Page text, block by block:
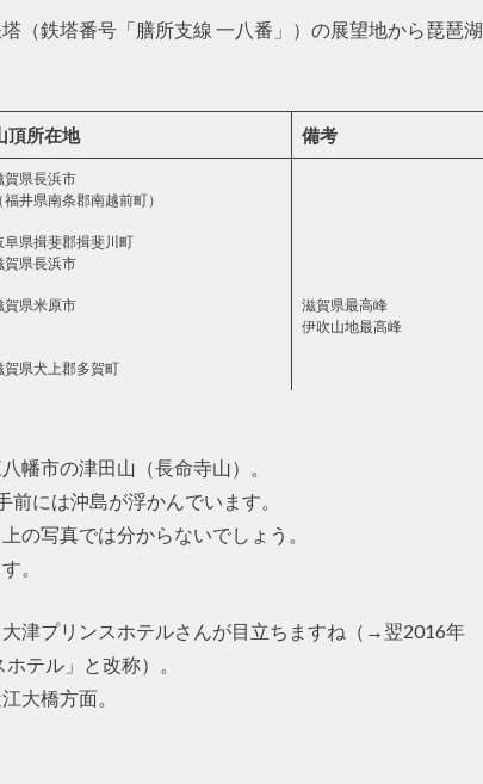
（鉄塔番号「膳所支線 一八番」）の展望地から琵琶湖
頂所在地 備考
賀県長浜市
（福井県南条郡南越前町）
阜県揖斐郡揖斐川町
賀県長浜市
賀県米原市
滋賀県最高峰
伊吹山地最高峰
賀県犬上郡多賀町
幡市の津田山（長命寺山）。
には沖島が浮かんでいます。
の写真では分からないでしょう。
。
津プリンスホテルさんが目立ちますね（→翌2016年
テル」と改称）。
大橋方面。